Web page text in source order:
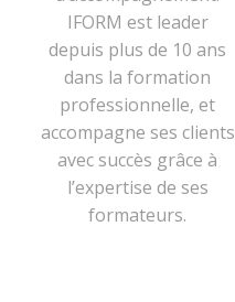
IFORM est leader
depuis plus de 10 ans
dans la formation
professionnelle, et
accompagne ses clients
avec succès grâce à
l’expertise de ses
formateurs.